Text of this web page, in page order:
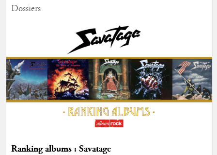
Dossiers
Ranking albums : Savatage